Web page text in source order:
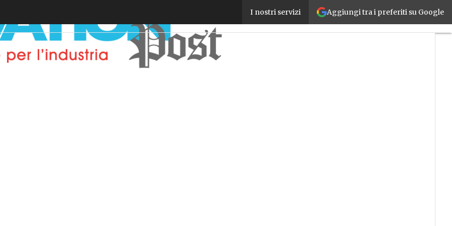
Aggiungi tra i preferiti su Google
I nostri servizi
Operaio 4.0: l’operaio di nuova generazione